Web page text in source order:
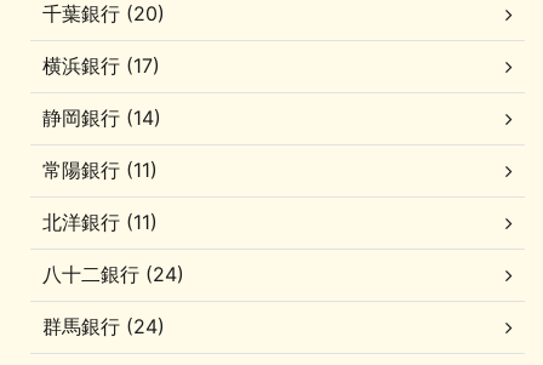
千葉銀行 (20)
横浜銀行 (17)
静岡銀行 (14)
常陽銀行 (11)
北洋銀行 (11)
八十二銀行 (24)
群馬銀行 (24)